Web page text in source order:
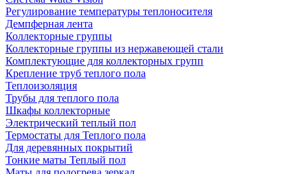
Регулирование температуры теплоносителя
Демпферная лента
Коллекторные группы
Коллекторные группы из нержавеющей стали
Комплектующие для коллекторных групп
Крепление труб теплого пола
Теплоизоляция
Трубы для теплого пола
Шкафы коллекторные
Электрический теплый пол
Термостаты для Теплого пола
Для деревянных покрытий
Тонкие маты Теплый пол